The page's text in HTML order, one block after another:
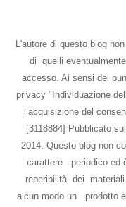
L'autore di questo blog
di quelli
accesso. Ai sensi del
privacy "Individuazione
l’acquisizione del
[3118884] Pubblicato
2014. Questo blog non
carattere periodico ed
reperibilità dei
alcun modo un prodotto